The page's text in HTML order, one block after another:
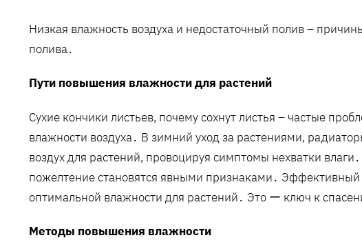
Низкая влажность воздуха и недостаточный полив –
полива․
Пути повышения влажности для растений
Сухие кончики листьев, почему сохнут листья – частые
влажности воздуха․ В зимний уход за растениями,
воздух для растений, провоцируя симптомы нехватки
пожелтение становятся явными признаками․
оптимальной влажности для растений․ Это ー ключ к
Методы повышения влажности